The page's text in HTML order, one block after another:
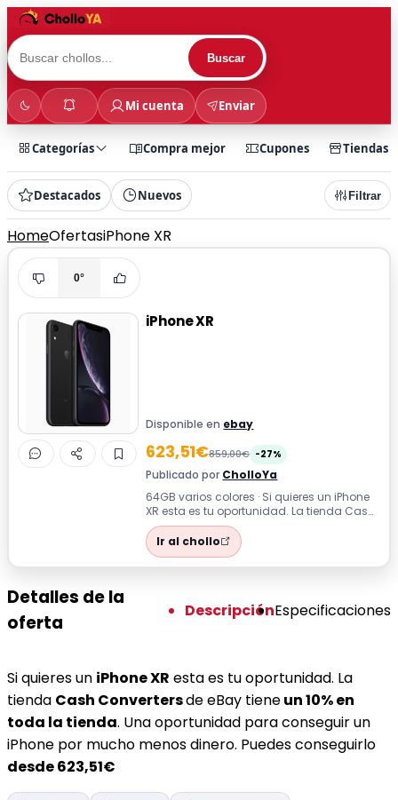
Buscar
Mi cuenta Enviar
Categorías Compra mejor Cupones Tiendas
Destacados Nuevos Filtrar
HomeOfertasiPhone XR
0°
iPhone XR
Disponible en ebay
623,51€859,00€ -27%
Publicado por CholloYa
64GB varios colores · Si quieres un iPhone
XR esta es tu oportunidad. La tienda Cash
Converters de eBay tiene un 10% ...
Ir al chollo
Detalles de la
oferta
DescripciónEspecificaciones
Si quieres un iPhone XR esta es tu oportunidad. La
tienda Cash Convertersde eBay tieneun 10% en
toda la tienda. Una oportunidad para conseguir un
iPhone por mucho menos dinero. Puedes conseguirlo
desde 623,51€